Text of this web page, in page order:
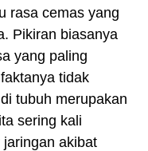
rasa cemas yang
Pikiran biasanya
yang paling
tidak
tubuh merupakan
sering kali
akibat